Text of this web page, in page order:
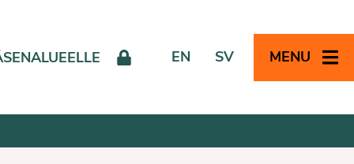
EN SV MENU